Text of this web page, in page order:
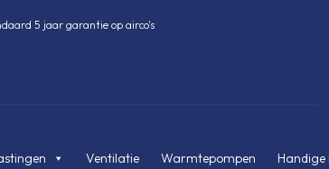
5 jaar garantie op airco's
Ventilatie Warmtepompen Handige